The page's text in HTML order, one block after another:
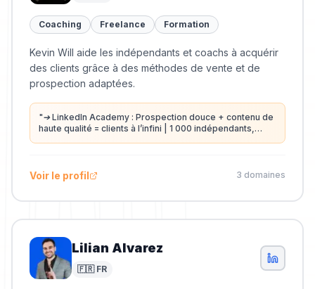
Coaching Freelance Formation
Kevin Will aide les indépendants et coachs à acquérir
des clients grâce à des méthodes de vente et de
prospection adaptées.
"➔ LinkedIn Academy : Prospection douce + contenu de
haute qualité = clients à l’infini | 1 000 indépendants,
Voir le profil 3 domaines
Lilian Alvarez
🇫🇷 FR